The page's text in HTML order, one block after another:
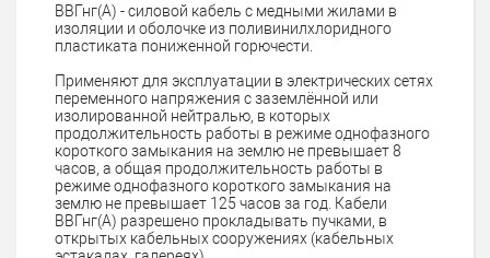
ВВГнг(А) - силовой кабель с медными жилами в
изоляции и оболочке из поливинилхлоридного
пластиката пониженной горючести.
Применяют для эксплуатации в электрических сетях
переменного напряжения с заземлённой или
изолированной нейтралью, в которых
продолжительность работы в режиме однофазного
короткого замыкания на землю не превышает 8
часов, а общая продолжительность работы в
режиме однофазного короткого замыкания на
землю не превышает 125 часов за год. Кабели
ВВГнг(А) разрешено прокладывать пучками, в
открытых кабельных сооружениях (кабельных